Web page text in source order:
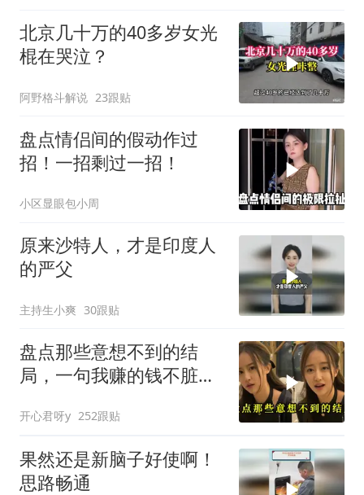
北京几十万的40多岁女光
棍在哭泣？
阿野格斗解说 23跟贴
盘点情侣间的假动作过
招！一招剩过一招！
小区显眼包小周
原来沙特人，才是印度人
的严父
主持生小爽 30跟贴
盘点那些意想不到的结
局，一句我赚的钱不脏，
开心君呀y 252跟贴
果然还是新脑子好使啊！
思路畅通